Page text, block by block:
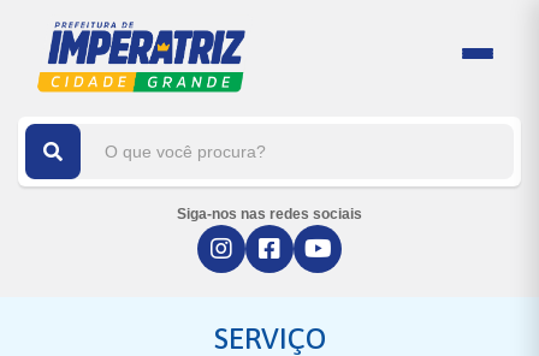
Siga-nos nas redes sociais
SERVIÇO